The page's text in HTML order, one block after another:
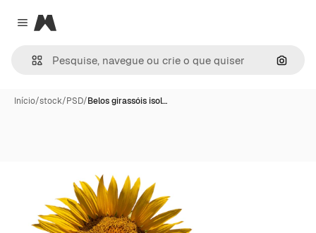
Close menu
Magnific
Início/stock/PSD/Belos girassóis isol…